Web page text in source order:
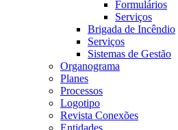
Formulários
Serviços
Brigada de Incêndio
Serviços
Sistemas de Gestão
Organograma
Planes
Processos
Logotipo
Revista Conexões
Entidades